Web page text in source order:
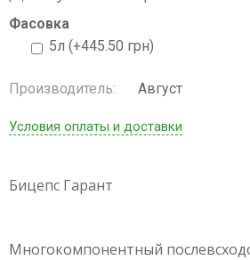
Фасовка
5л (+445.50 грн)
Производитель: Август
Условия оплаты и доставки
Бицепс Гарант
Многокомпонентный